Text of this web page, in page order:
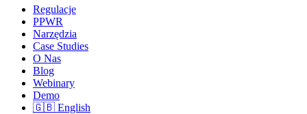
Regulacje
PPWR
Narzędzia
Case Studies
O Nas
Blog
Webinary
Demo
🇬🇧 English